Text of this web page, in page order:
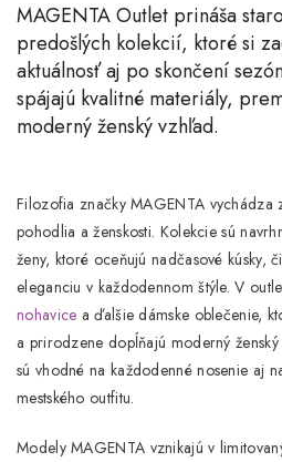
MAGENTA Outlet prináša
predošlých kolekcií, ktoré si
aktuálnosť aj po skončení
spájajú kvalitné materiály,
moderný ženský vzhľad.
Filozofia značky MAGENTA vychádza
pohodlia a ženskosti. Kolekcie sú
ženy, ktoré oceňujú nadčasové kúsky,
eleganciu v každodennom štýle. V
nohavice a ďalšie dámske oblečenie,
a prirodzene dopĺňajú moderný
sú vhodné na každodenné nosenie aj
mestského outfitu.
ModelyMAGENTA vznikajú v